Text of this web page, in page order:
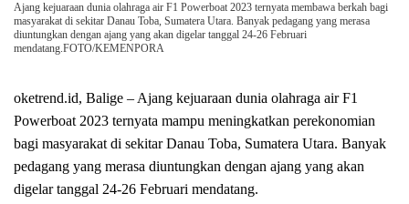
Ajang kejuaraan dunia olahraga air F1 Powerboat 2023 ternyata membawa berkah bagi
masyarakat di sekitar Danau Toba, Sumatera Utara. Banyak pedagang yang merasa
diuntungkan dengan ajang yang akan digelar tanggal 24-26 Februari
mendatang.FOTO/KEMENPORA
oketrend.id, Balige – Ajang kejuaraan dunia olahraga air F1
Powerboat 2023 ternyata mampu meningkatkan perekonomian
bagi masyarakat di sekitar Danau Toba, Sumatera Utara. Banyak
pedagang yang merasa diuntungkan dengan ajang yang akan
digelar tanggal 24-26 Februari mendatang.